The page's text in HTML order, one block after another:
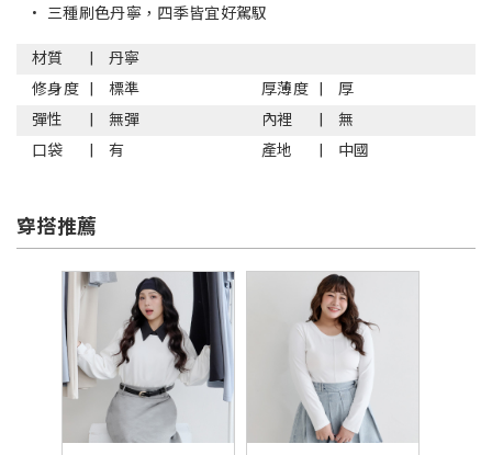
• 三種刷色丹寧，四季皆宜好駕馭
材質
丹寧
修身度
標準 厚薄度
厚
彈性
無彈 內裡
無
口袋
有 產地 中國
穿搭推薦